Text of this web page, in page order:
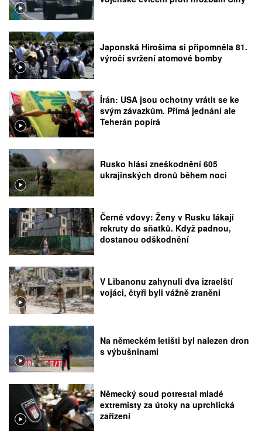
Japonská Hirošima si připomněla 81.
výročí svržení atomové bomby
Írán: USA jsou ochotny vrátit se ke
svým závazkům. Přímá jednání ale
Teherán popírá
Rusko hlásí zneškodnění 605
ukrajinských dronů během noci
Černé vdovy: Ženy v Rusku lákají
rekruty do sňatků. Když padnou,
dostanou odškodnění
V Libanonu zahynuli dva izraelští
vojáci, čtyři byli vážně zraněni
Na německém letišti byl nalezen dron
s výbušninami
Německý soud potrestal mladé
extremisty za útoky na uprchlická
zařízení